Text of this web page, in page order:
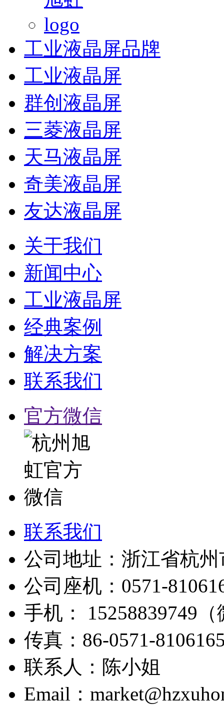
工业液晶屏品牌
工业液晶屏
群创液晶屏
三菱液晶屏
天马液晶屏
奇美液晶屏
友达液晶屏
关于我们
新闻中心
工业液晶屏
经典案例
解决方案
联系我们
官方微信
联系我们
公司地址：浙江省杭
公司座机：0571-
手机： 15258839749
传真：86-0571-
联系人：陈小姐
Email：